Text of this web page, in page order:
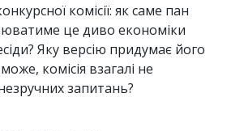
комісії: як саме пан
це диво економіки
Яку версію придумає його
комісія взагалі не
запитань?